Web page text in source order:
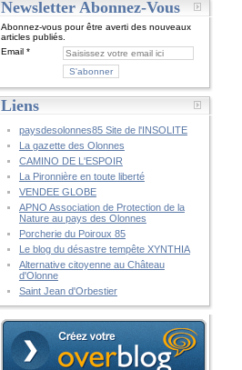
Newsletter Abonnez-Vous
Abonnez-vous pour être averti des nouveaux
articles publiés.
Email
Liens
paysdesolonnes85 Site de l'INSOLITE
La gazette des Olonnes
CAMINO DE L'ESPOIR
La Pironnière en toute liberté
VENDEE GLOBE
APNO Association de Protection de la
Nature au pays des Olonnes
Porcherie du Poiroux 85
Le blog du désastre tempête XYNTHIA
Alternative citoyenne au Château
d'Olonne
Saint Jean d'Orbestier